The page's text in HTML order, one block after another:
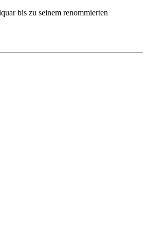
bis zu seinem renommierten